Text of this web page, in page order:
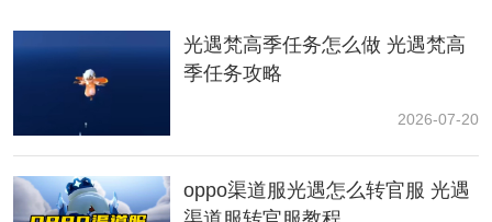
光遇梵高季任务怎么做 光遇梵高
季任务攻略
2026-07-20
oppo渠道服光遇怎么转官服 光遇